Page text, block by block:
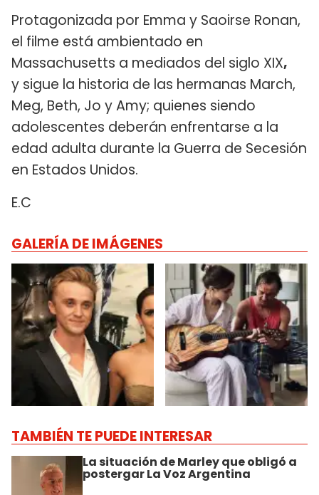
Protagonizada por Emma y Saoirse Ronan,
el filme está ambientado en
Massachusetts a mediados del siglo XIX,
y sigue la historia de las hermanas March,
Meg, Beth, Jo y Amy; quienes siendo
adolescentes deberán enfrentarse a la
edad adulta durante la Guerra de Secesión
en Estados Unidos.
E.C
GALERÍA DE IMÁGENES
TAMBIÉN TE PUEDE INTERESAR
La situación de Marley que obligó a
postergar La Voz Argentina